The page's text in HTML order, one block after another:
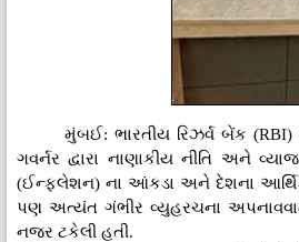
મુંબઈ: ભારતીય રિઝર્વ બેંક (RBI)
ગવર્નર દ્વારા નાણાકીય નીતિ અને
(ઈન્ફ્લેશન) ના આંકડા અને દેશના
પણ અત્યંત ગંભીર વ્યુહરચના
નજર ટકેલી હતી.